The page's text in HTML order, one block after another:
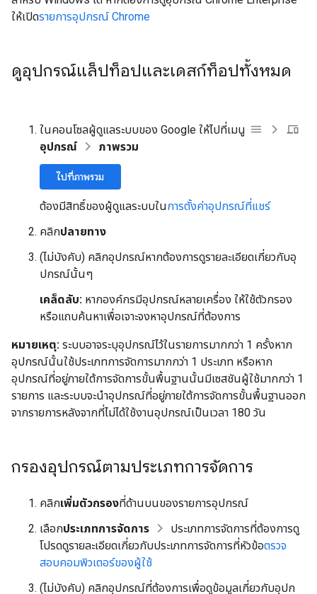
ให้เปิดรายการอุปกรณ์ Chrome
ดูอุปกรณ์แล็ปท็อปและเดสก์ท็อปทั้งหมด
ในคอนโซลผู้ดูแลระบบของ Google ให้ไปที่เมนู
อุปกรณ์
ภาพรวม
ไปที่ภาพรวม
ต้องมีสิทธิ์ของผู้ดูแลระบบในการตั้งค่าอุปกรณ์ที่แชร์
คลิกปลายทาง
(ไม่บังคับ) คลิกอุปกรณ์หากต้องการดูรายละเอียดเกี่ยวกับอุ
ปกรณ์นั้นๆ
เคล็ดลับ: หากองค์กรมีอุปกรณ์หลายเครื่อง ให้ใช้ตัวกรอง
หรือแถบค้นหาเพื่อเจาะจงหาอุปกรณ์ที่ต้องการ
หมายเหตุ: ระบบอาจระบุอุปกรณ์ไว้ในรายการมากกว่า 1 ครั้งหาก
อุปกรณ์นั้นใช้ประเภทการจัดการมากกว่า 1 ประเภท หรือหาก
อุปกรณ์ที่อยู่ภายใต้การจัดการขั้นพื้นฐานนั้นมีเซสชันผู้ใช้มากกว่า 1
รายการ และระบบจะนำอุปกรณ์ที่อยู่ภายใต้การจัดการขั้นพื้นฐานออก
จากรายการหลังจากที่ไม่ได้ใช้งานอุปกรณ์เป็นเวลา 180 วัน
กรองอุปกรณ์ตามประเภทการจัดการ
คลิกเพิ่มตัวกรองที่ด้านบนของรายการอุปกรณ์
เลือกประเภทการจัดการ
ประเภทการจัดการที่ต้องการดู
โปรดดูรายละเอียดเกี่ยวกับประเภทการจัดการที่หัวข้อตรวจ
สอบคอมพิวเตอร์ของผู้ใช้
(ไม่บังคับ) คลิกอุปกรณ์ที่ต้องการเพื่อดูข้อมูลเกี่ยวกับอุปก